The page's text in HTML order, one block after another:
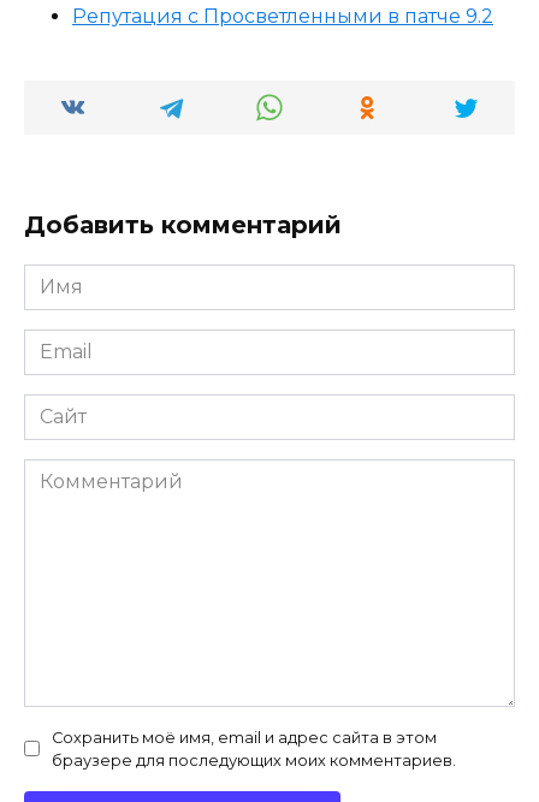
Репутация с Просветленными в патче 9.2
Добавить комментарий
Имя
*
Email
*
Сайт
Комментарий
Сохранить моё имя, email и адрес сайта в этом
браузере для последующих моих комментариев.